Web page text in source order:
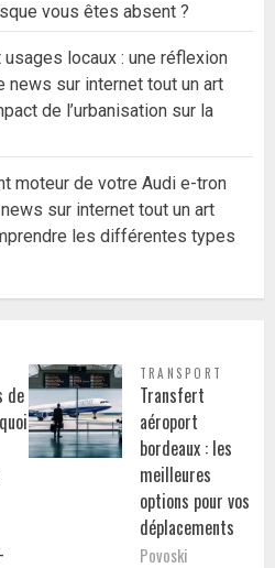
vous êtes absent ?
locaux : une réflexion
sur internet tout un art
de l’urbanisation sur la
moteur de votre Audi e-tron
sur internet tout un art
les différentes types
de
TRANSPORT
Transfert
aéroport
bordeaux : les
meilleures
options pour vos
déplacements
Povoski